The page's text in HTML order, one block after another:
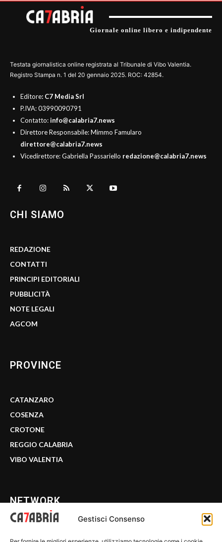
Gestisci Consenso
Giornale online libero e indipendente
Testata giornalistica online registrata al Tribunale di Vibo Valentia.
Registro Stampa n. 1 del 20 gennaio 2025. ROC: 42854.
Editore: C7 Media Srl
P.IVA: 03990090791
Contatto:info@calabria7.news
Direttore Responsabile: Mimmo Famularo
direttore@calabria7.news
Vicedirettore: Gabriella Passariello redazione@calabria7.news
CHI SIAMO
REDAZIONE
CONTATTI
PRINCIPI EDITORIALI
PUBBLICITÀ
NOTE LEGALI
AGCOM
PROVINCE
CATANZARO
COSENZA
CROTONE
REGGIO CALABRIA
VIBO VALENTIA
NETWORK